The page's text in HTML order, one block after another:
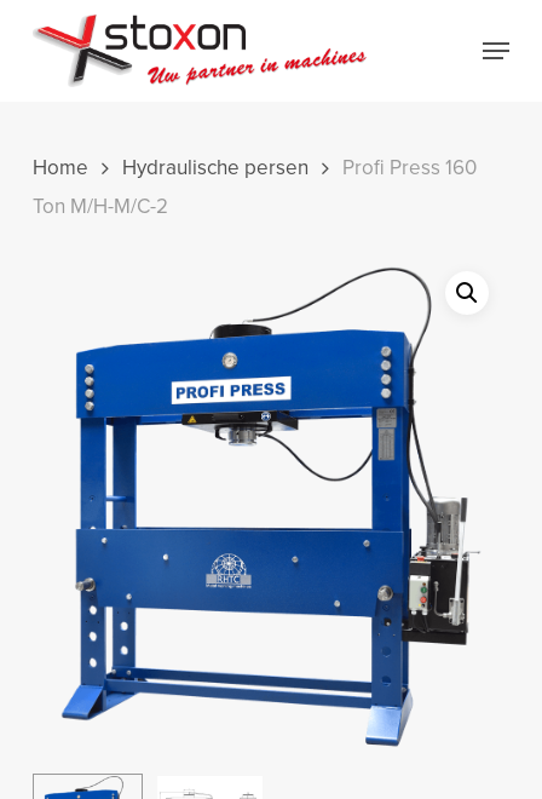
Menu
Home Hydraulische persen
Profi Press 160
Ton M/H-M/C-2